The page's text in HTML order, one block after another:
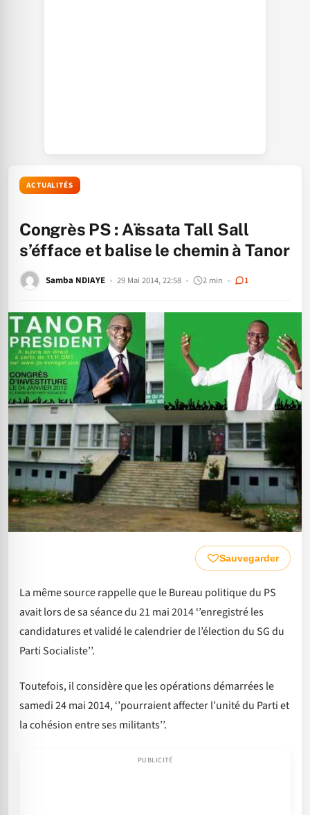
ACTUALITÉS
Congrès PS : Aïssata Tall Sall
s’éfface et balise le chemin à Tanor
Samba NDIAYE 29 Mai 2014, 22:58 2 min 1
Sauvegarder
La même source rappelle que le Bureau politique du PS
avait lors de sa séance du 21 mai 2014 ‘’enregistré les
candidatures et validé le calendrier de l’élection du SG du
Parti Socialiste’’.
Toutefois, il considère que les opérations démarrées le
samedi 24 mai 2014, ‘’pourraient affecter l’unité du Parti et
la cohésion entre ses militants’’.